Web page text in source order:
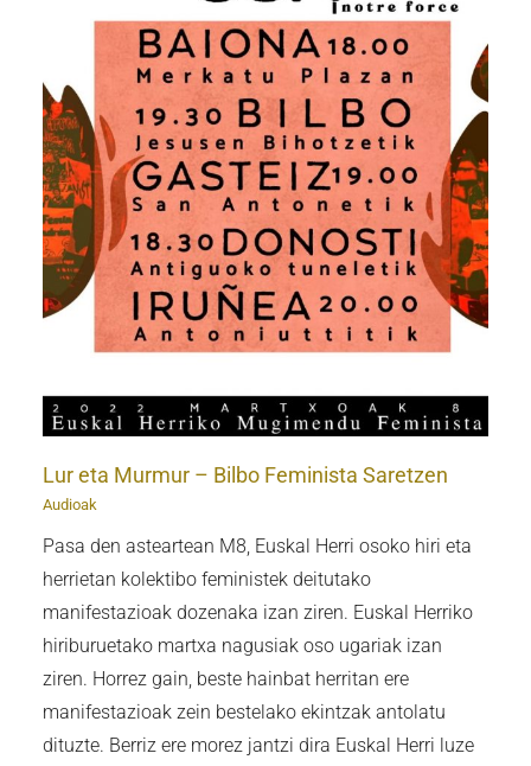
Lur eta Murmur – Bilbo Feminista Saretzen
Audioak
Pasa den asteartean M8, Euskal Herri osoko hiri eta
herrietan kolektibo feministek deitutako
manifestazioak dozenaka izan ziren. Euskal Herriko
hiriburuetako martxa nagusiak oso ugariak izan
ziren. Horrez gain, beste hainbat herritan ere
manifestazioak zein bestelako ekintzak antolatu
dituzte. Berriz ere morez jantzi dira Euskal Herri luze